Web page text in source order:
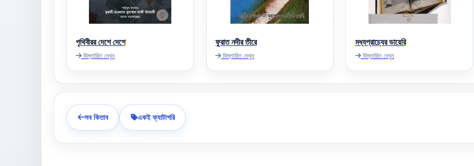
পৃথিবীরর দেশে দেশে
বিস্তারিত দেখুন
ফুরাত নদীর তীরে
বিস্তারিত দেখুন
মধ্যপ্রাচ্যের ডায়েরি
বিস্তারিত দেখুন
সব কিতাব একই ক্যাটাগরি